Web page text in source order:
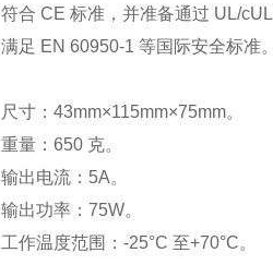
符合 CE 标准，并准备通过 UL/cUL
满足 EN 60950-1 等国际安全标准。
尺寸： 43mm×115mm×75mm。
重量： 650 克。
输出电流： 5A。
输出功率： 75W。
工作温度范围： -25°C 至+70°C。